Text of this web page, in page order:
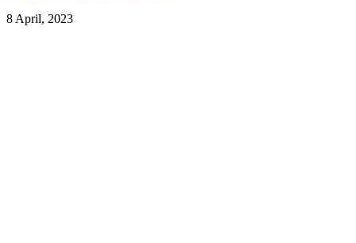
8 April, 2023